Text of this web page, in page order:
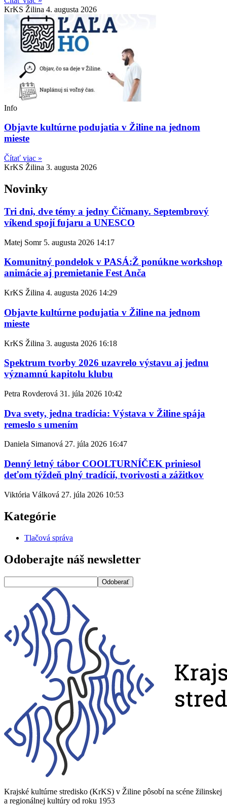
KrKS Žilina 4. augusta 2026
Info
Objavte kultúrne podujatia v Žiline na jednom
mieste
Čítať viac »
KrKS Žilina 3. augusta 2026
Novinky
Tri dni, dve témy a jedny Čičmany. Septembrový
víkend spojí fujaru a UNESCO
Matej Somr 5. augusta 2026 14:17
Komunitný pondelok v PASÁ:Ž ponúkne workshop
animácie aj premietanie Fest Anča
KrKS Žilina 4. augusta 2026 14:29
Objavte kultúrne podujatia v Žiline na jednom
mieste
KrKS Žilina 3. augusta 2026 16:18
Spektrum tvorby 2026 uzavrelo výstavu aj jednu
významnú kapitolu klubu
Petra Rovderová 31. júla 2026 10:42
Dva svety, jedna tradícia: Výstava v Žiline spája
remeslo s umením
Daniela Simanová 27. júla 2026 16:47
Denný letný tábor COOLTURNÍČEK priniesol
deťom týždeň plný tradícií, tvorivosti a zážitkov
Viktória Válková 27. júla 2026 10:53
Kategórie
Tlačová správa
Odoberajte náš newsletter
Krajské kultúrne stredisko (KrKS) v Žiline pôsobí na scéne žilinskej
a regionálnej kultúry od roku 1953